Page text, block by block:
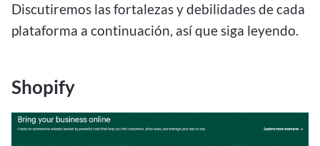
Discutiremos las fortalezas y debilidades de cada
plataforma a continuación, así que siga leyendo.
Shopify